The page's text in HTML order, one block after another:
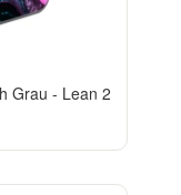
Grau - Lean 2